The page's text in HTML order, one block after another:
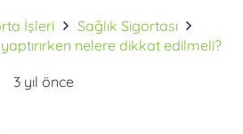
İşleri
Sağlık Sigortası
nelere dikkat edilmeli?
3 yıl önce